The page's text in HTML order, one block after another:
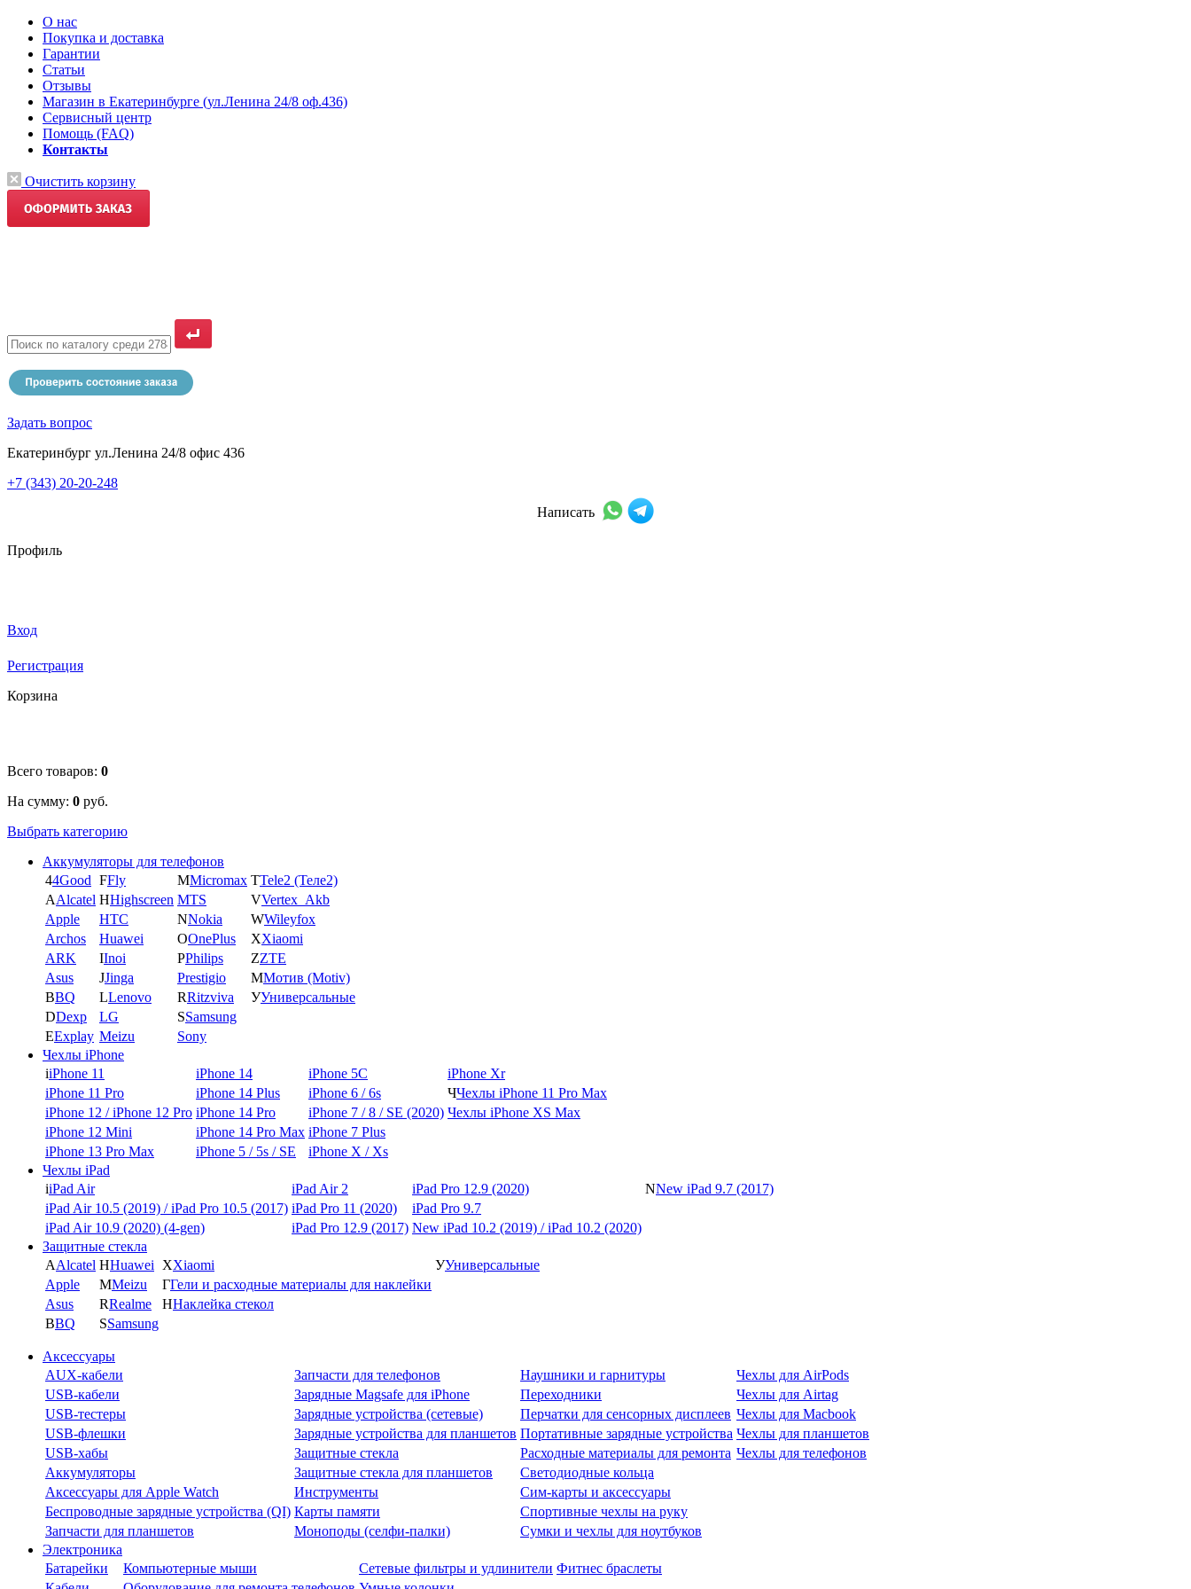
О нас
Покупка и доставка
Гарантии
Статьи
Отзывы
Магазин в Екатеринбурге (ул.Ленина 24/8 оф.436)
Сервисный центр
Помощь (FAQ)
Контакты
Очистить корзину
Задать вопрос
Екатеринбург ул.Ленина 24/8 офис 436
+7 (343) 20-20-248
Написать
Профиль
Вход
Регистрация
Корзина
Всего товаров: 0
На сумму: 0 руб.
Выбрать категорию
Аккумуляторы для телефонов
44Good FFly MMicromax TTele2 (Теле2)
AAlcatel HHighscreen MTS VVertex_Akb
Apple
HTC NNokia WWileyfox
Archos
Huawei OOnePlus XXiaomi
ARK
IInoi PPhilips ZZTE
Asus
JJinga Prestigio ММотив (Motiv)
BBQ LLenovo RRitzviva УУниверсальные
DDexp LG SSamsung
EExplay Meizu
Sony
Чехлы iPhone
iiPhone 11 iPhone 14 iPhone 5C
iPhone Xr
iPhone 11 Pro
iPhone 14 Plus iPhone 6 / 6s ЧЧехлы iPhone 11 Pro Max
iPhone 12 / iPhone 12 Pro iPhone 14 Pro iPhone 7 / 8 / SE (2020) Чехлы iPhone XS Max
iPhone 12 Mini
iPhone 14 Pro Max iPhone 7 Plus
iPhone 13 Pro Max
iPhone 5 / 5s / SE
iPhone X / Xs
Чехлы iPad
iiPad Air iPad Air 2 iPad Pro 12.9 (2020) NNew iPad 9.7 (2017)
iPad Air 10.5 (2019) / iPad Pro 10.5 (2017) iPad Pro 11 (2020)
iPad Pro 9.7
iPad Air 10.9 (2020) (4-gen)
iPad Pro 12.9 (2017) New iPad 10.2 (2019) / iPad 10.2 (2020)
Защитные стекла
AAlcatel HHuawei XXiaomi УУниверсальные
Apple
MMeizu ГГели и расходные материалы для наклейки
Asus
RRealme ННаклейка стекол
BBQ SSamsung
Аксессуары
AUX-кабели
Запчасти для телефонов Наушники и гарнитуры
Чехлы для AirPods
USB-кабели
Зарядные Magsafe для iPhone Переходники
Чехлы для Airtag
USB-тестеры
Зарядные устройства (сетевые) Перчатки для сенсорных дисплеев Чехлы для Macbook
USB-флешки
Зарядные устройства для планшетов Портативные зарядные устройства Чехлы для планшетов
USB-хабы
Защитные стекла Расходные материалы для ремонта Чехлы для телефонов
Аккумуляторы
Защитные стекла для планшетов
Светодиодные кольца
Аксессуары для Apple Watch
Инструменты
Сим-карты и аксессуары
Беспроводные зарядные устройства (QI) Карты памяти
Спортивные чехлы на руку
Запчасти для планшетов
Моноподы (селфи-палки)
Сумки и чехлы для ноутбуков
Электроника
Батарейки
Компьютерные мыши Сетевые фильтры и удлинители Фитнес браслеты